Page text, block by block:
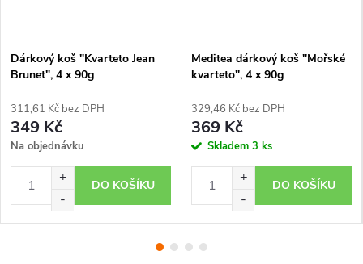
Dárkový koš "Kvarteto Jean
Brunet", 4 x 90g
311,61 Kč bez DPH
349 Kč
Na objednávku
DO KOŠÍKU
Meditea dárkový koš "Mořské
kvarteto", 4 x 90g
329,46 Kč bez DPH
369 Kč
Skladem 3 ks
DO KOŠÍKU